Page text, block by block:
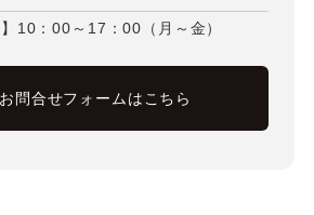
】10：00～17：00（月～金）
お問合せフォームはこちら